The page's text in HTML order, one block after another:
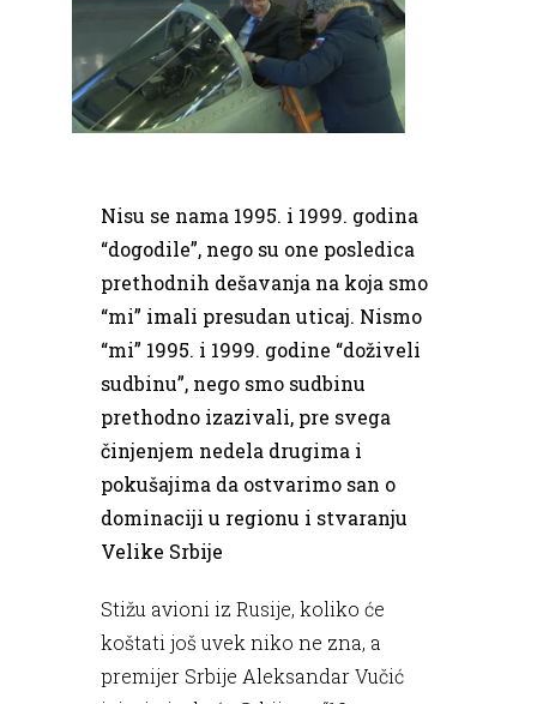
Nisu se nama 1995. i 1999. godina
“dogodile”, nego su one posledica
prethodnih dešavanja na koja smo
“mi” imali presudan uticaj. Nismo
“mi” 1995. i 1999. godine “doživeli
sudbinu”, nego smo sudbinu
prethodno izazivali, pre svega
činjenjem nedela drugima i
pokušajima da ostvarimo san o
dominaciji u regionu i stvaranju
Velike Srbije
Stižu avioni iz Rusije, koliko će
koštati još uvek niko ne zna, a
premijer Srbije Aleksandar Vučić